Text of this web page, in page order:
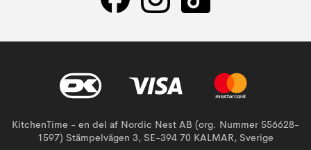
KitchenTime - en del af Nordic Nest AB (org. Nummer 556628-
1597) Stämpelvägen 3, SE-394 70 KALMAR, Sverige